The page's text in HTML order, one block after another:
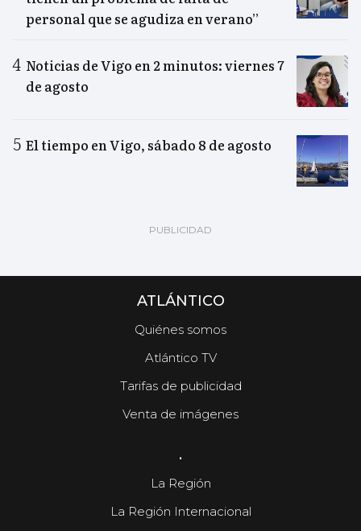
personal que se agudiza en verano”
Noticias de Vigo en 2 minutos: viernes 7
de agosto
El tiempo en Vigo, sábado 8 de agosto
ATLÁNTICO
Quiénes somos
Atlántico TV
Tarifas de publicidad
Venta de imágenes
.
La Región
La Región Internacional